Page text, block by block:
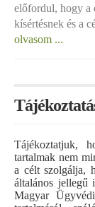
előfordul, hogy a
kísértésnek és a
olvasom ...
Tájékoztatjuk,
tartalmak nem
a célt szolgálja,
általános
Magyar